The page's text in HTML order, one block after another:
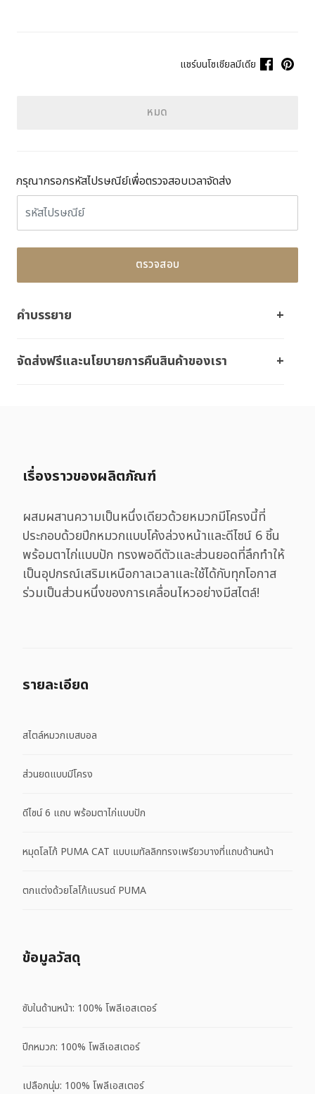
แชร์บนโซเชียลมีเดีย
หมด
กรุณากรอกรหัสไปรษณีย์เพื่อตรวจสอบเวลาจัดส่ง
ตรวจสอบ
คำบรรยาย
จัดส่งฟรีและนโยบายการคืนสินค้าของเรา
เรื่องราวของผลิตภัณฑ์
ผสมผสานความเป็นหนึ่งเดียวด้วยหมวกมีโครงนี้ที่
ประกอบด้วยปีกหมวกแบบโค้งล่วงหน้าและดีไซน์ 6 ชิ้น
พร้อมตาไก่แบบปัก ทรงพอดีตัวและส่วนยอดที่ลึกทำให้
เป็นอุปกรณ์เสริมเหนือกาลเวลาและใช้ได้กับทุกโอกาส
ร่วมเป็นส่วนหนึ่งของการเคลื่อนไหวอย่างมีสไตล์!
รายละเอียด
สไตล์หมวกเบสบอล
ส่วนยดแบบมีโครง
ดีไซน์ 6 แถบ พร้อมตาไก่แบบปัก
หมุดโลโก้ PUMA CAT แบบเมทัลลิกทรงเพรียวบางที่แถบด้านหน้า
ตกแต่งด้วยโลโก้แบรนด์ PUMA
ข้อมูลวัสดุ
ซับในด้านหน้า: 100% โพลีเอสเตอร์
ปีกหมวก: 100% โพลีเอสเตอร์
เปลือกนุ่ม: 100% โพลีเอสเตอร์